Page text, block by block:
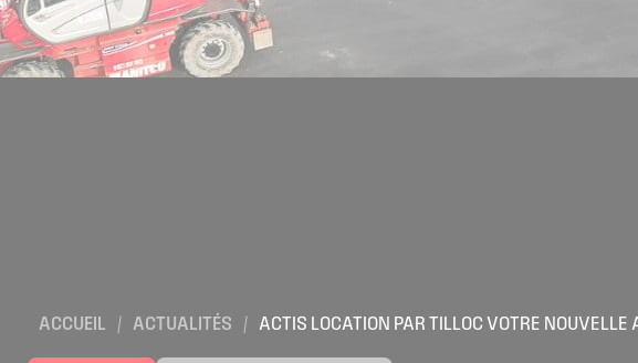
ACCUEIL / ACTUALITÉS / ACTIS LOCATION PAR TILLOC VOTRE NOUVELLE